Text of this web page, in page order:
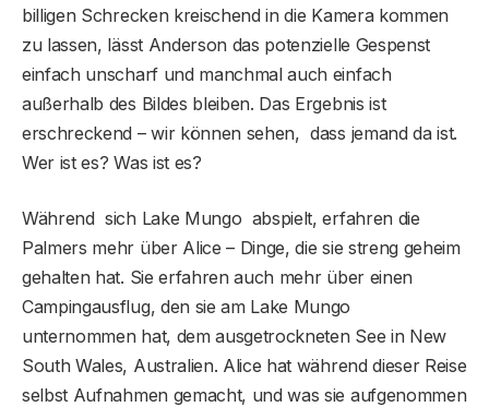
billigen Schrecken kreischend in die Kamera kommen
zu lassen, lässt Anderson das potenzielle Gespenst
einfach unscharf und manchmal auch einfach
außerhalb des Bildes bleiben. Das Ergebnis ist
erschreckend – wir können sehen, dass jemand da ist.
Wer ist es? Was ist es?
Während sich Lake Mungo abspielt, erfahren die
Palmers mehr über Alice – Dinge, die sie streng geheim
gehalten hat. Sie erfahren auch mehr über einen
Campingausflug, den sie am Lake Mungo
unternommen hat, dem ausgetrockneten See in New
South Wales, Australien. Alice hat während dieser Reise
selbst Aufnahmen gemacht, und was sie aufgenommen